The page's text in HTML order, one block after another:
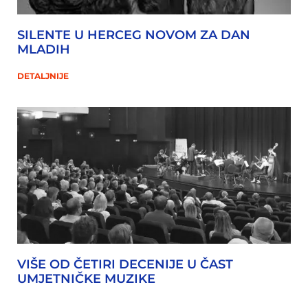
SILENTE U HERCEG NOVOM ZA DAN
MLADIH
DETALJNIJE
VIŠE OD ČETIRI DECENIJE U ČAST
UMJETNIČKE MUZIKE